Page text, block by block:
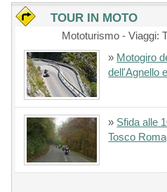
TOUR IN MOTO
Mototurismo - Viaggi:
» Motogiro
dell'Agnello
» Sfida alle
Tosco